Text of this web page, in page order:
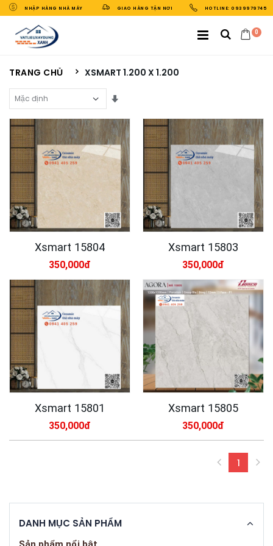
NHẬP HÀNG NHÀ MÁY GIAO HÀNG TẬN NƠI HOTLINE: 0939979745
0
TRANG CHỦ XSMART 1.200 X 1.200
Sắp Xếp Theo
Xsmart 15804
350,000đ
Xsmart 15803
350,000đ
Xsmart 15801
350,000đ
Xsmart 15805
350,000đ
1
DANH MỤC SẢN PHẨM